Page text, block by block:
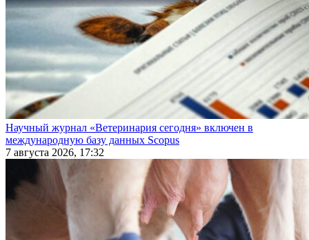
Научный журнал «Ветеринария сегодня» включен в
международную базу данных Scopus
7 августа 2026, 17:32